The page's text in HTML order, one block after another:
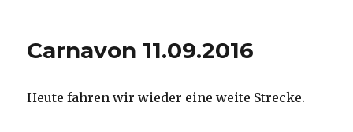
Carnavon 11.09.2016
Heute fahren wir wieder eine weite Strecke.